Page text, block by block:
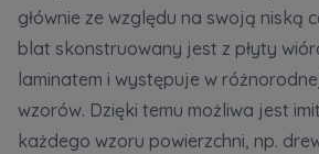
głównie ze względu na swoją niską
blat skonstruowany jest z płyty
laminatem i występuje w
wzorów. Dzięki temu możliwa jest
każdego wzoru powierzchni, np.